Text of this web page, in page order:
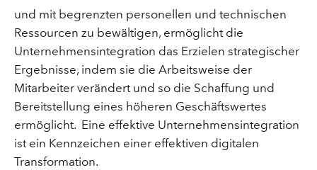
und mit begrenzten personellen und technischen
Ressourcen zu bewältigen, ermöglicht die
Unternehmensintegration das Erzielen strategischer
Ergebnisse, indem sie die Arbeitsweise der
Mitarbeiter verändert und so die Schaffung und
Bereitstellung eines höheren Geschäftswertes
ermöglicht. Eine effektive Unternehmensintegration
ist ein Kennzeichen einer effektiven digitalen
Transformation.